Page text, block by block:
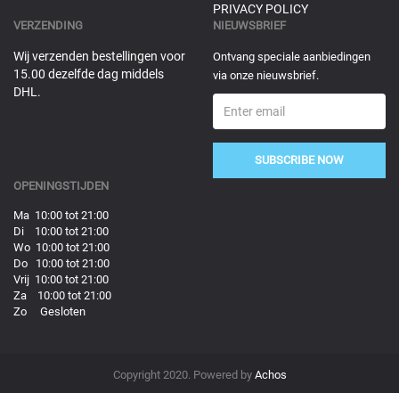
PRIVACY POLICY
VERZENDING
Wij verzenden bestellingen voor
15.00 dezelfde dag middels
DHL.
NIEUWSBRIEF
Ontvang speciale aanbiedingen
via onze nieuwsbrief.
SUBSCRIBE NOW
OPENINGSTIJDEN
Ma 10:00 tot 21:00
Di 10:00 tot 21:00
Wo 10:00 tot 21:00
Do 10:00 tot 21:00
Vrij 10:00 tot 21:00
Za 10:00 tot 21:00
Zo Gesloten
Copyright 2020. Powered by Achos